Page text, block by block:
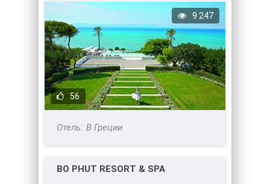
56
9 247
В Греции
BO PHUT RESORT & SPA